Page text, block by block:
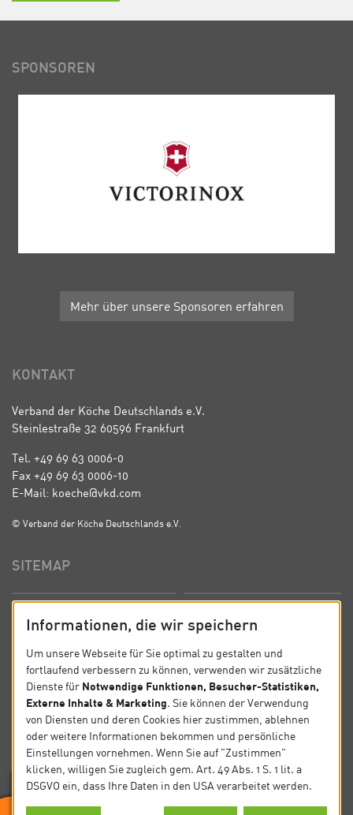
SPONSOREN
Mehr über unsere Sponsoren erfahren
KONTAKT
Verband der Köche Deutschlands e.V.
Steinlestraße 32 60596 Frankfurt
Tel. +49 69 63 0006-0
Fax +49 69 63 0006-10
E-Mail: koeche@vkd.com
© Verband der Köche Deutschlands e.V.
SITEMAP
News Kontakt
Datenschutz Impressum
SOCIAL
Folgen Sie uns auf Social Media.
Informationen, die wir speichern
Um unsere Webseite für Sie optimal zu gestalten und
fortlaufend verbessern zu können, verwenden wir zusätzliche
Dienste für Notwendige Funktionen, Besucher-Statistiken,
Externe Inhalte & Marketing. Sie können der Verwendung
von Diensten und deren Cookies hier zustimmen, ablehnen
oder weitere Informationen bekommen und persönliche
Einstellungen vornehmen. Wenn Sie auf "Zustimmen"
klicken, willigen Sie zugleich gem. Art. 49 Abs. 1 S. 1 lit. a
DSGVO ein, dass Ihre Daten in den USA verarbeitet werden.